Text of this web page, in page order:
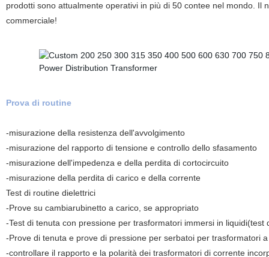
prodotti sono attualmente operativi in più di 50 contee nel mondo.
commerciale!
Prova di routine
-misurazione della resistenza dell'avvolgimento
-misurazione del rapporto di tensione e controllo dello sfasamento
-misurazione dell'impedenza e della perdita di cortocircuito
-misurazione della perdita di carico e della corrente
Test di routine dielettrici
-Prove su cambiarubinetto a carico, se appropriato
-Test di tenuta con pressione per trasformatori immersi in liquidi(test
-Prove di tenuta e prove di pressione per serbatoi per trasformatori
-controllare il rapporto e la polarità dei trasformatori di corrente